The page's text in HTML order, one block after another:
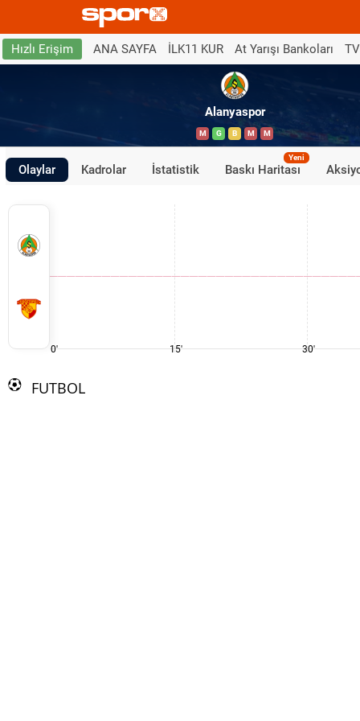
Hızlı Erişim ANA SAYFA İLK11 KUR At Yarışı Bankoları
Alanyaspor
M G B M M
Olaylar Kadrolar İstatistik Baskı Haritası
Yeni
0' 15' 30'
FUTBOL